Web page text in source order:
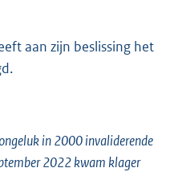
aan zijn beslissing het
in 2000 invaliderende
2022 kwam klager